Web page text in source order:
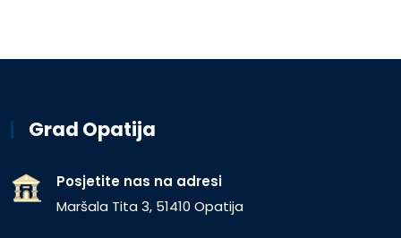
Grad Opatija
Posjetite nas na adresi
Maršala Tita 3, 51410 Opatija